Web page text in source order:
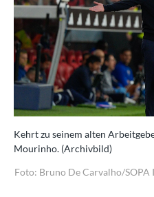
Kehrt zu seinem alten
Mourinho. (Archivbild)
Foto: Bruno De Carvalho/SOPA